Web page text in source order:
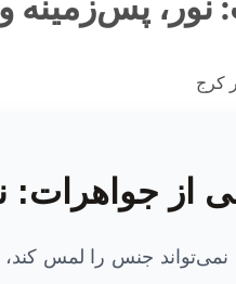
از جواهرات:
جنس را لمس کند،